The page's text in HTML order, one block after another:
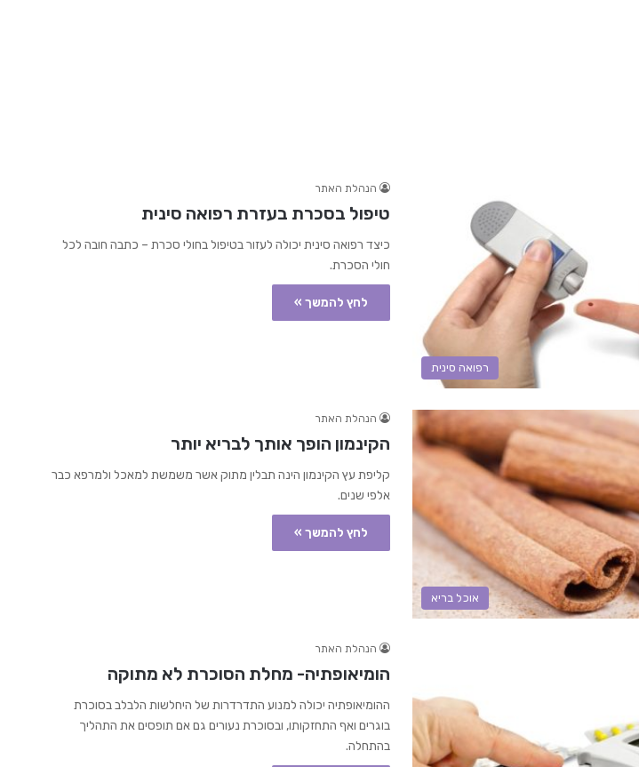
רפואה סינית
הנהלת האתר
טיפול בסכרת בעזרת רפואה סינית
כיצד רפואה סינית יכולה לעזור בטיפול בחולי סכרת – כתבה חובה לכל
חולי הסכרת.
לחץ להמשך »
אוכל בריא
הנהלת האתר
הקינמון הופך אותך לבריא יותר
קליפת עץ הקינמון הינה תבלין מתוק אשר משמשת למאכל ולמרפא כבר
אלפי שנים.
לחץ להמשך »
הנהלת האתר
הומיאופתיה- מחלת הסוכרת לא מתוקה
ההומיאופתיה יכולה למנוע התדרדרות של היחלשות הלבלב בסוכרת
בוגרים ואף התחזקותו, ובסוכרת נעורים גם אם תופסים את התהליך
בהתחלה.